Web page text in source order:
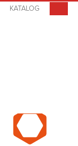
KATALOG